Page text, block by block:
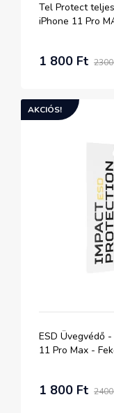
Tel Protect
iPhone 11 Pro
1 800 Ft
AKCIÓS!
ESD Üvegvédő
11 Pro Max -
1 800 Ft